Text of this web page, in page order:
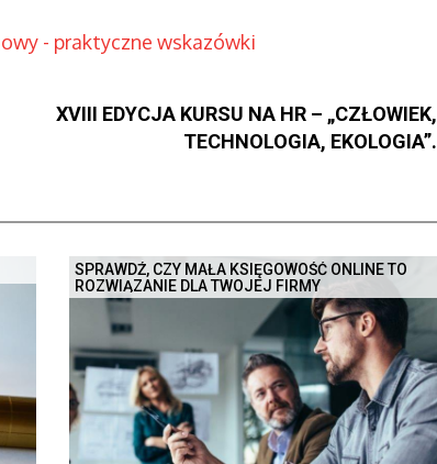
- praktyczne wskazówki
XVIII EDYCJA KURSU NA HR – „CZŁOWIEK,
TECHNOLOGIA, EKOLOGIA”.
SPRAWDŹ, CZY MAŁA KSIĘGOWOŚĆ ONLINE TO
ROZWIĄZANIE DLA TWOJEJ FIRMY